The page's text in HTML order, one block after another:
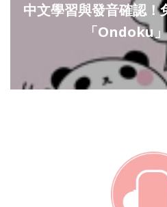
中文學習與發音確認！
「Ondoku